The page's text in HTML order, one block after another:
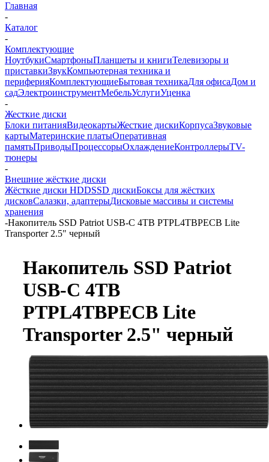
Главная
-
Каталог
-
Комплектующие
НоутбукиСмартфоныПланшеты и книгиТелевизоры и
приставкиЗвукКомпьютерная техника и
периферияКомплектующиеБытовая техникаДля офисаДом и
садЭлектроинструментМебельУслугиУценка
-
Жесткие диски
Блоки питанияВидеокартыЖесткие дискиКорпусаЗвуковые
картыМатеринские платыОперативная
памятьПриводыПроцессорыОхлаждениеКонтроллерыTV-
тюнеры
-
Внешние жёсткие диски
Жёсткие диски HDDSSD дискиБоксы для жёстких
дисковСалазки, адаптерыДисковые массивы и системы
хранения
-Накопитель SSD Patriot USB-C 4TB PTPL4TBPECB Lite
Transporter 2.5" черный
Накопитель SSD Patriot
USB-C 4TB
PTPL4TBPECB Lite
Transporter 2.5" черный